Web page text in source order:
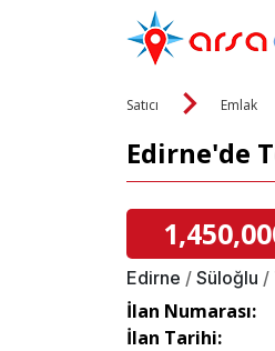
Satıcı Emlak
Edirne'de
Edirne / Süloğlu /
İlan Numarası:
İlan Tarihi: